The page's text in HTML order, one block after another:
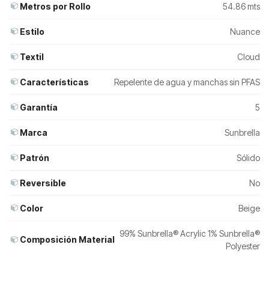
Metros por Rollo 54.86 mts
Estilo Nuance
Textil Cloud
Características Repelente de agua y manchas sin PFAS
Garantía 5
Marca Sunbrella
Patrón Sólido
Reversible No
Color Beige
Composición Material
99% Sunbrella® Acrylic 1% Sunbrella®
Polyester